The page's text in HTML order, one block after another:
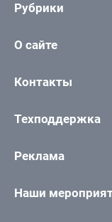
Рубрики
О сайте
Контакты
Техподдержка
Реклама
Наши